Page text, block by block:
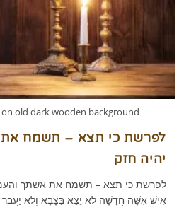
old dark wooden background
לפרשת כי תצא – תשמח
יהיה חזק
לפרשת כי תצא – תשמח את אשתך והעם
אִישׁ אִשָּׁה חֲדָשָׁה לא יֵצֵא בַּצָּבָא וְלא יַעֲבר